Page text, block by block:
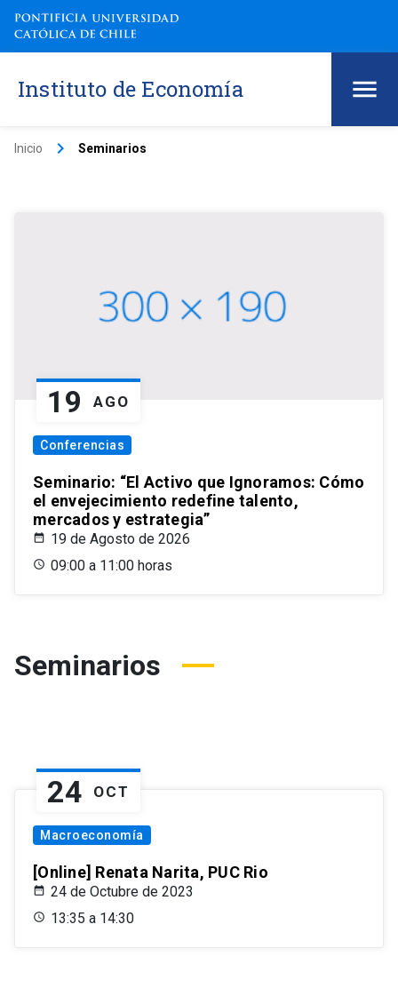
Instituto de Economía
Inicio keyboard_arrow_right Seminarios
19 AGO
Conferencias
Seminario: “El Activo que Ignoramos: Cómo
el envejecimiento redefine talento,
mercados y estrategia”
19 de Agosto de 2026
09:00 a 11:00 horas
Seminarios
24 OCT
Macroeconomía
[Online] Renata Narita, PUC Rio
24 de Octubre de 2023
13:35 a 14:30